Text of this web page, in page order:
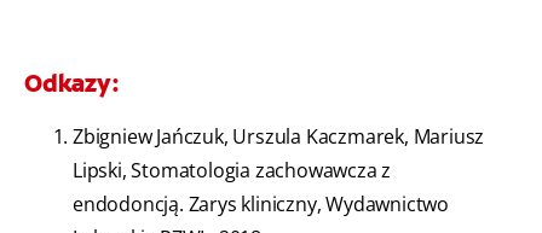
Odkazy:
Zbigniew Jańczuk, Urszula Kaczmarek, Mariusz
Lipski, Stomatologia zachowawcza z
endodoncją. Zarys kliniczny, Wydawnictwo